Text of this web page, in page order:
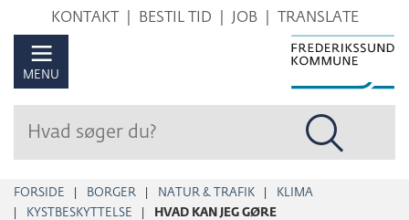
Hop
KONTAKT BESTIL TID JOB TRANSLATE
MENU
FORSIDE BORGER NATUR & TRAFIK
KLIMA
KYSTBESKYTTELSE
HVAD KAN JEG GØRE